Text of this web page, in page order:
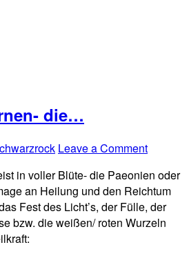
die…
Leave a Comment
in voller Blüte- die Paeonien oder
an Heilung und den Reichtum
Fest des Licht’s, der Fülle, der
bzw. die weißen/ roten Wurzeln